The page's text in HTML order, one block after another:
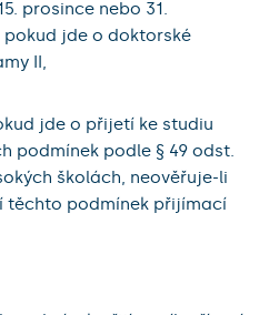
prosince nebo 31.
pokud jde o doktorské
II,
jde o přijetí ke studiu
podmínek podle § 49 odst.
školách, neověřuje-li
těchto podmínek přijímací